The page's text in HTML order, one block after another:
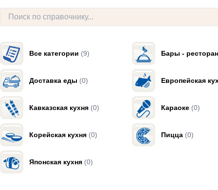
Все категории (9) Бары -
Доставка еды (0) Европейская
Кавказская кухня (0) Караоке (0)
Корейская кухня (0) Пицца (0)
Японская кухня (0)